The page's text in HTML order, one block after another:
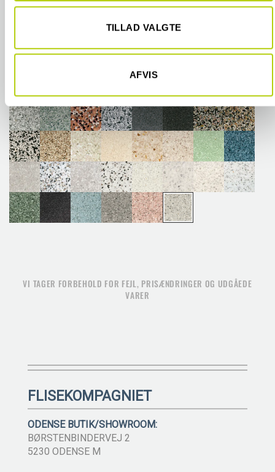
givet dem, eller som de har indsamlet fra din brug af deres
TILLAD VALGTE
AFVIS
VI TAGER FORBEHOLD FOR FEJL, PRISÆNDRINGER OG UDGÅEDE
VARER
FLISEKOMPAGNIET
ODENSE BUTIK/SHOWROOM:
BØRSTENBINDERVEJ 2
5230 ODENSE M